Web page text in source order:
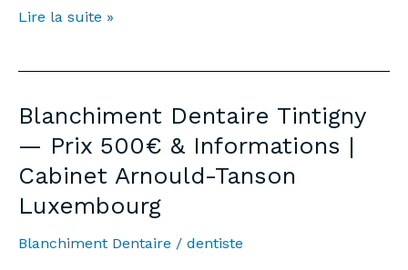
Teeth
Meix-
Virton
—
Price
€500
Information
Lire la suite »
Blanchiment Dentaire Tintigny
— Prix 500€ & Informations |
Cabinet Arnould-Tanson
Luxembourg
Blanchiment Dentaire / dentiste